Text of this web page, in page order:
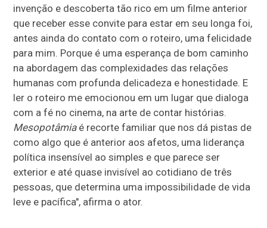
invenção e descoberta tão rico em um filme anterior
que receber esse convite para estar em seu longa foi,
antes ainda do contato com o roteiro, uma felicidade
para mim. Porque é uma esperança de bom caminho
na abordagem das complexidades das relações
humanas com profunda delicadeza e honestidade. E
ler o roteiro me emocionou em um lugar que dialoga
com a fé no cinema, na arte de contar histórias.
Mesopotâmiaé recorte familiar que nos dá pistas de
como algo que é anterior aos afetos, uma liderança
política insensível ao simples e que parece ser
exterior e até quase invisível ao cotidiano de três
pessoas, que determina uma impossibilidade de vida
leve e pacífica", afirma o ator.